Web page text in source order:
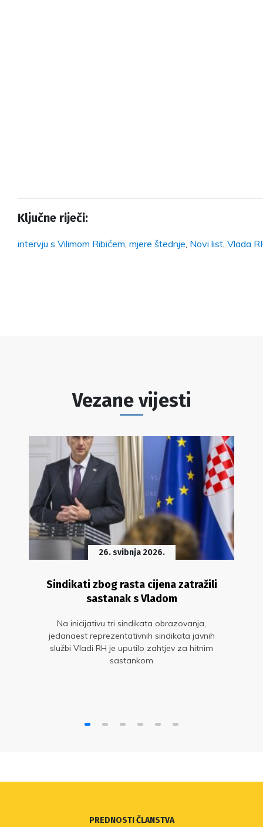
Ključne riječi:
intervju s Vilimom Ribićem mjere štednje Novi list Vlada
Vezane vijesti
26. svibnja 2026.
Sindikati zbog rasta cijena zatražili
sastanak s Vladom
Na inicijativu tri sindikata obrazovanja,
jedanaest reprezentativnih sindikata javnih
službi Vladi RH je uputilo zahtjev za hitnim
sastankom
PREDNOSTI ČLANSTVA